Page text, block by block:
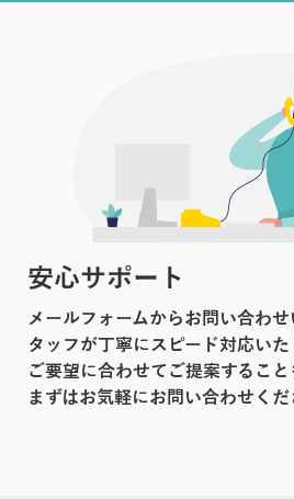
安心サポート
メールフォームからお問い合わ
タッフが丁寧にスピード対応いた
ご要望に合わせてご提案すること
まずはお気軽にお問い合わせくだ